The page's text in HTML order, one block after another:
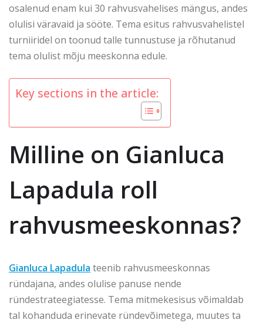
osalenud enam kui 30 rahvusvahelises mängus, andes
olulisi väravaid ja sööte. Tema esitus rahvusvahelistel
turniiridel on toonud talle tunnustuse ja rõhutanud
tema olulist mõju meeskonna edule.
Key sections in the article:
Milline on Gianluca
Lapadula roll
rahvusmeeskonnas?
Gianluca Lapadula teenib rahvusmeeskonnas
ründajana, andes olulise panuse nende
ründestrateegiatesse. Tema mitmekesisus võimaldab
tal kohanduda erinevate ründevõimetega, muutes ta